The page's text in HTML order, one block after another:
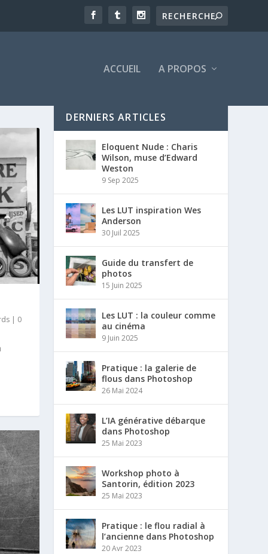
ACCUEIL A PROPOS
| 0
DERNIERS ARTICLES
Eloquent Nude : Charis
Wilson, muse d’Edward
Weston
9 Sep 2025
Les LUT inspiration Wes
Anderson
30 Juil 2025
Guide du transfert de
photos
15 Juin 2025
Les LUT : la couleur comme
au cinéma
9 Juin 2025
Pratique : la galerie de
flous dans Photoshop
26 Mai 2024
L’IA générative débarque
dans Photoshop
25 Mai 2023
Workshop photo à
Santorin, édition 2023
25 Mai 2023
Pratique : le flou radial à
l’ancienne dans Photoshop
20 Avr 2023